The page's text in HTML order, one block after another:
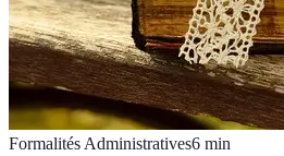
Formalités Administratives6 min